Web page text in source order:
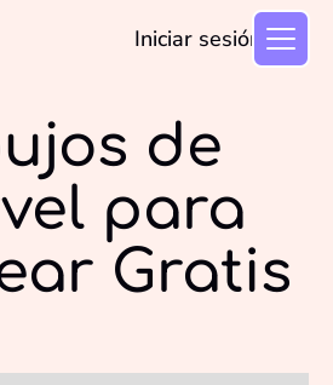
Iniciar sesión
de
para
Gratis